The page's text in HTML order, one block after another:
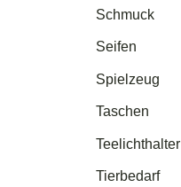
Schmuck
Seifen
Spielzeug
Taschen
Teelichthalter
Tierbedarf